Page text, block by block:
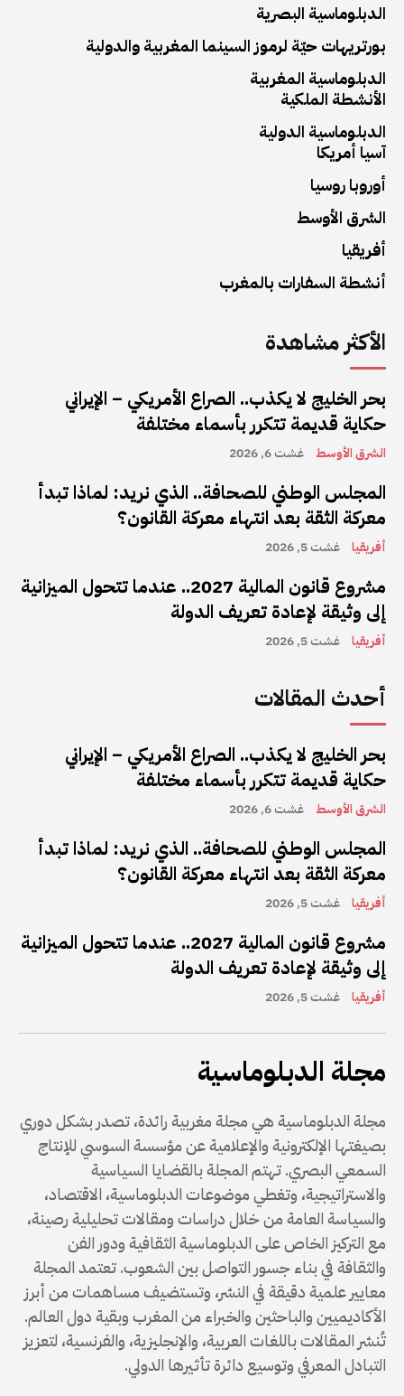
الدبلوماسية البصرية
بورتريهات حيّة لرموز السينما المغربية والدولية
الدبلوماسية المغربية
الأنشطة الملكية
الدبلوماسية الدولية
آسيا أمريكا
أوروبا روسيا
الشرق الأوسط
أفريقيا
أنشطة السفارات بالمغرب
الأكثر مشاهدة
بحر الخليج لا يكذب.. الصراع الأمريكي – الإيراني
حكاية قديمة تتكرر بأسماء مختلفة
الشرق الأوسط غشت 6, 2026
المجلس الوطني للصحافة.. الذي نريد: لماذا تبدأ
معركة الثقة بعد انتهاء معركة القانون؟
أفريقيا غشت 5, 2026
مشروع قانون المالية 2027.. عندما تتحول الميزانية
إلى وثيقة لإعادة تعريف الدولة
أفريقيا غشت 5, 2026
أحدث المقالات
بحر الخليج لا يكذب.. الصراع الأمريكي – الإيراني
حكاية قديمة تتكرر بأسماء مختلفة
الشرق الأوسط غشت 6, 2026
المجلس الوطني للصحافة.. الذي نريد: لماذا تبدأ
معركة الثقة بعد انتهاء معركة القانون؟
أفريقيا غشت 5, 2026
مشروع قانون المالية 2027.. عندما تتحول الميزانية
إلى وثيقة لإعادة تعريف الدولة
أفريقيا غشت 5, 2026
مجلة الدبلوماسية
مجلة الدبلوماسية هي مجلة مغربية رائدة، تصدر بشكل دوري
بصيغتها الإلكترونية والإعلامية عن مؤسسة السوسي للإنتاج
السمعي البصري. تهتم المجلة بالقضايا السياسية
والاستراتيجية، وتغطي موضوعات الدبلوماسية، الاقتصاد،
والسياسة العامة من خلال دراسات ومقالات تحليلية رصينة،
مع التركيز الخاص على الدبلوماسية الثقافية ودور الفن
والثقافة في بناء جسور التواصل بين الشعوب. تعتمد المجلة
معايير علمية دقيقة في النشر، وتستضيف مساهمات من أبرز
الأكاديميين والباحثين والخبراء من المغرب وبقية دول العالم.
تُنشر المقالات باللغات العربية، والإنجليزية، والفرنسية، لتعزيز
التبادل المعرفي وتوسيع دائرة تأثيرها الدولي.